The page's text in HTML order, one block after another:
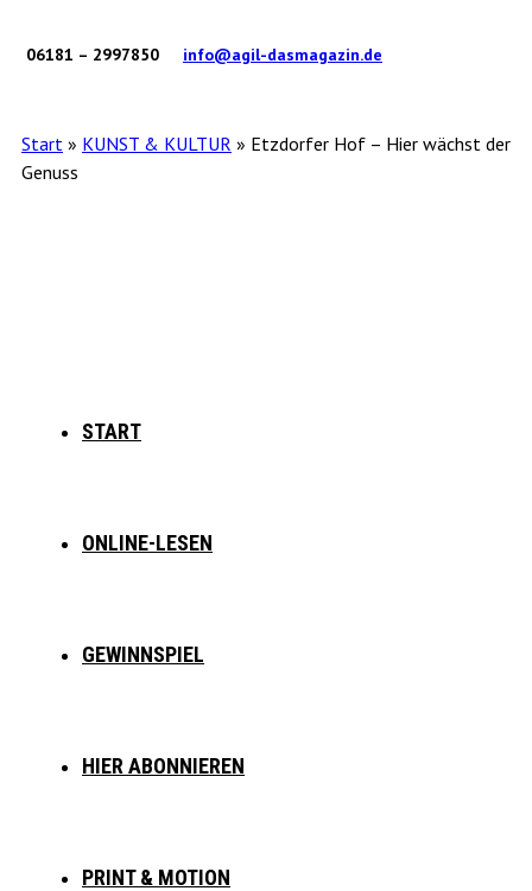
06181 – 2997850 info@agil-dasmagazin.de
Start » KUNST & KULTUR » Etzdorfer Hof – Hier wächst der
Genuss
START
ONLINE-LESEN
GEWINNSPIEL
HIER ABONNIEREN
PRINT & MOTION